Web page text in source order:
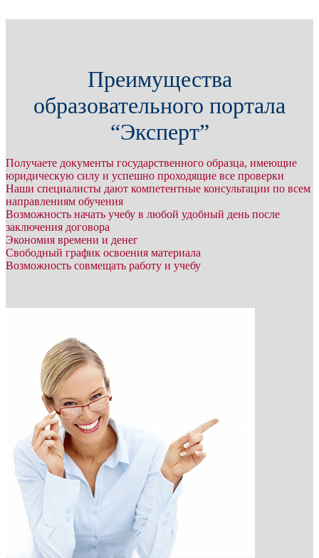
Преимущества
образовательного портала
“Эксперт”
Получаете документы государственного образца, имеющие
юридическую силу и успешно проходящие все проверки
Наши специалисты дают компетентные консультации по всем
направлениям обучения
Возможность начать учебу в любой удобный день после
заключения договора
Экономия времени и денег
Свободный график освоения материала
Возможность совмещать работу и учебу